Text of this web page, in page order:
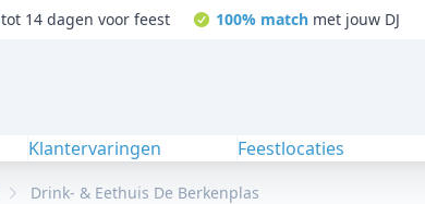
tot 14 dagen voor feest 100% matchmet jouw DJ
Klantervaringen Feestlocaties
Drink- & Eethuis De Berkenplas